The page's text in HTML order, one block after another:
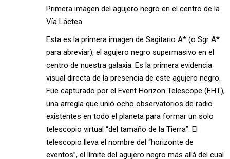
Primera imagen del agujero negro en el centro de la
Vía Láctea
Esta es la primera imagen de Sagitario A* (o Sgr A*
para abreviar), el agujero negro supermasivo en el
centro de nuestra galaxia. Es la primera evidencia
visual directa de la presencia de este agujero negro.
Fue capturado por el Event Horizon Telescope (EHT),
una arregla que unió ocho observatorios de radio
existentes en todo el planeta para formar un solo
telescopio virtual “del tamaño de la Tierra”. El
telescopio lleva el nombre del “horizonte de
eventos”, el límite del agujero negro más allá del cual